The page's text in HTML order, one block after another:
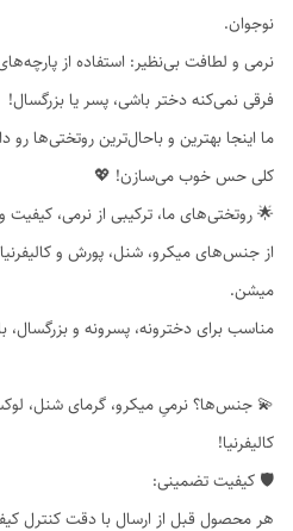
نوجوان.
نرمی و لطافت بی‌نظیر: استفاده از
فرقی نمی‌کنه دختر باشی، پسر یا بزرگسال!
ما اینجا بهترین و باحال‌ترین روتختی‌ها
کلی حس خوب می‌سازن! 💖
🌟 روتختی‌های ما، ترکیبی از نرمی،
از جنس‌های میکرو، شنل، پورش و
میشن.
مناسب برای دخترونه، پسرونه و بزرگسال،
💫 جنس‌ها؟ نرمیِ میکرو، گرمای شنل،
کالیفرنیا!
🛡️ کیفیت تضمینی:
هر محصول قبل از ارسال با دقت کنترل